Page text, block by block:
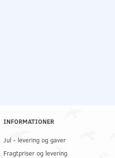
INFORMATIONER
Jul - levering og gaver
Fragtpriser og levering